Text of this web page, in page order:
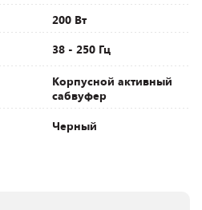
200 Вт
38 - 250 Гц
Корпусной активный
сабвуфер
Черный